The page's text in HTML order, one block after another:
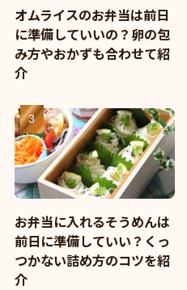
オムライスのお弁当は前日
に準備していいの？卵の包
み方やおかずも合わせて紹
介
お弁当に入れるそうめんは
前日に準備していい？くっ
つかない詰め方のコツを紹
介